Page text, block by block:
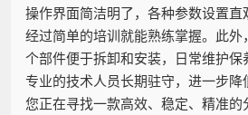
操作界面简洁明了，各种参数设置
经过简单的培训就能熟练掌握。此
个部件便于拆卸和安装，日常维护
专业的技术人员长期驻守，进一步降
您正在寻找一款高效、稳定、精准